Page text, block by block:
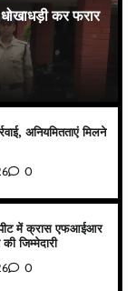
कर फरार
अनियमितताएं मिलने
0
में क्रास एफआईआर
जिम्मेदारी
0